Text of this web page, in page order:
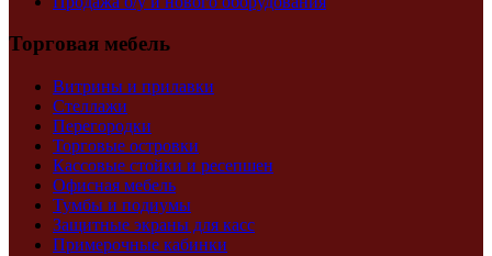
Торговая мебель
Витрины и прилавки
Стеллажи
Перегородки
Торговые островки
Кассовые стойки и ресепшен
Офисная мебель
Тумбы и подиумы
Защитные экраны для касс
Примерочные кабинки